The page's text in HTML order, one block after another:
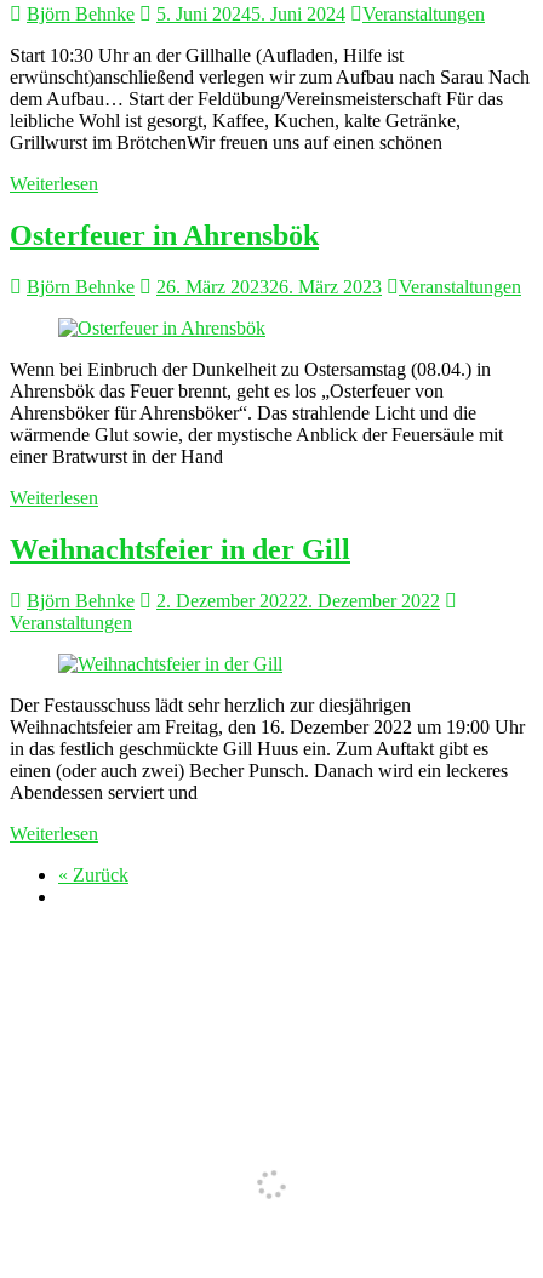
Björn Behnke 5. Juni 20245. Juni 2024
Veranstaltungen
Start 10:30 Uhr an der Gillhalle (Aufladen, Hilfe ist
erwünscht)anschließend verlegen wir zum Aufbau nach Sarau Nach
dem Aufbau… Start der Feldübung/Vereinsmeisterschaft Für das
leibliche Wohl ist gesorgt, Kaffee, Kuchen, kalte Getränke,
Grillwurst im BrötchenWir freuen uns auf einen schönen
Weiterlesen
Osterfeuer in Ahrensbök
Björn Behnke 26. März 202326. März 2023 Veranstaltungen
Wenn bei Einbruch der Dunkelheit zu Ostersamstag (08.04.) in
Ahrensbök das Feuer brennt, geht es los „Osterfeuer von
Ahrensböker für Ahrensböker“. Das strahlende Licht und die
wärmende Glut sowie, der mystische Anblick der Feuersäule mit
einer Bratwurst in der Hand
Weiterlesen
Weihnachtsfeier in der Gill
Björn Behnke 2. Dezember 20222. Dezember 2022
Veranstaltungen
Der Festausschuss lädt sehr herzlich zur diesjährigen
Weihnachtsfeier am Freitag, den 16. Dezember 2022 um 19:00 Uhr
in das festlich geschmückte Gill Huus ein. Zum Auftakt gibt es
einen (oder auch zwei) Becher Punsch. Danach wird ein leckeres
Abendessen serviert und
Weiterlesen
« Zurück